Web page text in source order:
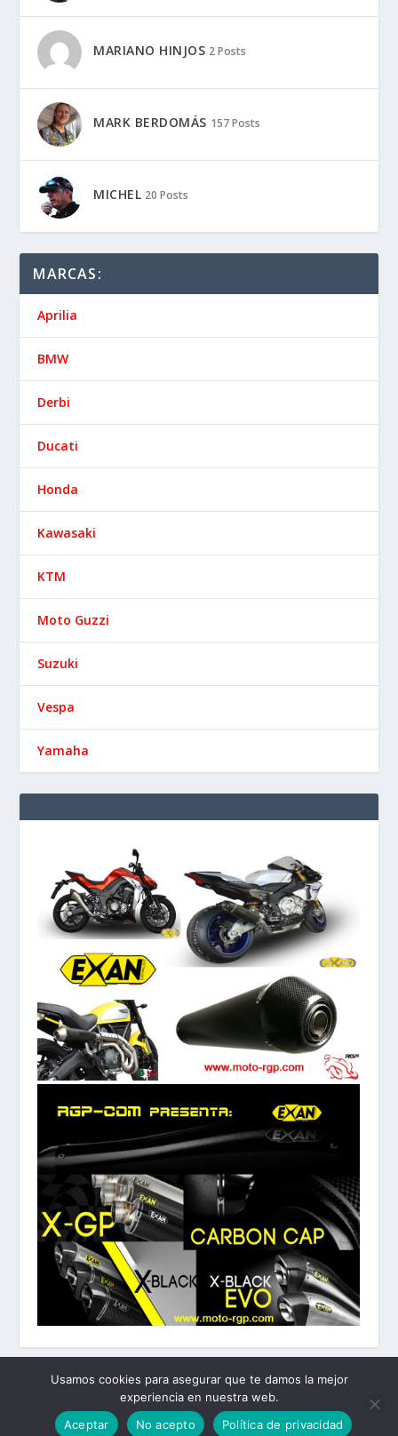
MARIANO HINJOS 2 Posts
MARK BERDOMÁS 157 Posts
MICHEL 20 Posts
MARCAS:
Aprilia
BMW
Derbi
Ducati
Honda
Kawasaki
KTM
Moto Guzzi
Suzuki
Vespa
Yamaha
Elegant Themes| Desarrollado por WordPress
Usamos cookies para asegurar que te damos la mejor
experiencia en nuestra web.
Aceptar
No acepto Política de privacidad